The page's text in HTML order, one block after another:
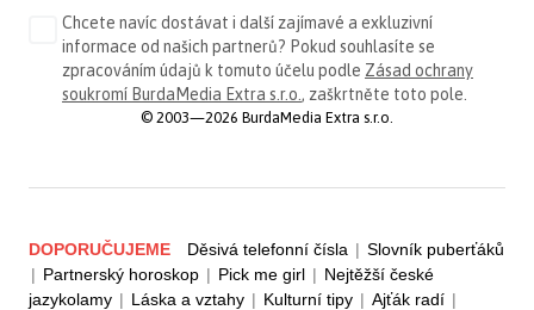
Chcete navíc dostávat i další zajímavé a exkluzivní
informace od našich partnerů? Pokud souhlasíte se
zpracováním údajů k tomuto účelu podle Zásad ochrany
soukromí BurdaMedia Extra s.r.o. , zaškrtněte toto pole.
© 2003—2026 BurdaMedia Extra s.r.o.
DOPORUČUJEME Děsivá telefonní čísla | Slovník puberťáků
| Partnerský horoskop | Pick me girl | Nejtěžší české
jazykolamy | Láska a vztahy | Kulturní tipy | Ajťák radí |